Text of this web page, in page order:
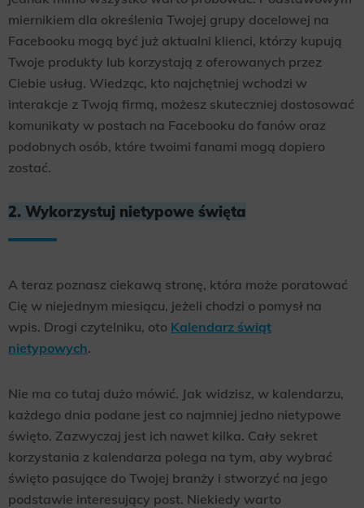
miernikiem dla określenia Twojej grupy docelowej na
Facebooku mogą być już aktualni klienci, którzy kupują
Twoje produkty lub korzystają z oferowanych przez
Ciebie usług. Wiedząc, kto najchętniej wchodzi w
interakcje z Twoją firmą, możesz skuteczniej dostosować
komunikaty w postach na Facebooku do fanów oraz
podobnych osób, które twoimi fanami mogą dopiero
zostać.
2. Wykorzystuj nietypowe święta
A teraz poznasz ciekawą stronę, która może poratować
Cię w niejednym miesiącu, jeżeli chodzi o pomysł na
wpis. Drogi czytelniku, oto Kalendarz świąt
nietypowych.
Nie ma co tutaj dużo mówić. Jak widzisz, w kalendarzu,
każdego dnia podane jest co najmniej jedno nietypowe
święto. Zazwyczaj jest ich nawet kilka. Cały sekret
korzystania z kalendarza polega na tym, aby wybrać
święto pasujące do Twojej branży i stworzyć na jego
podstawie interesujący post. Niekiedy warto